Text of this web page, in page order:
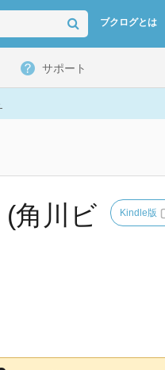
ブクログとは
サポート
角川ビ Kindle版